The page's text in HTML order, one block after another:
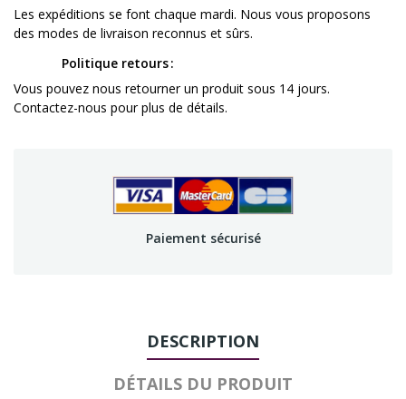
Les expéditions se font chaque mardi. Nous vous proposons
des modes de livraison reconnus et sûrs.
Politique retours
Vous pouvez nous retourner un produit sous 14 jours.
Contactez-nous pour plus de détails.
Paiement sécurisé
DESCRIPTION
DÉTAILS DU PRODUIT